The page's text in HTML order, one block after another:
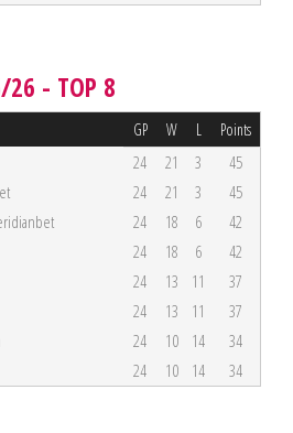
26 - TOP 8
GP W L Points
24 21 3
45
24 21 3
45
24 18 6
42
24 18 6
42
24 13 11
37
24 13 11
37
24 10 14
34
24 10 14 34